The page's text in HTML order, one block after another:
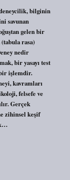
bilginin
savunan
gelen bir
rasa)
nedir
bir yasayı test
işlemdir.
kavramları
felsefe ve
Gerçek
zihinsel keşif